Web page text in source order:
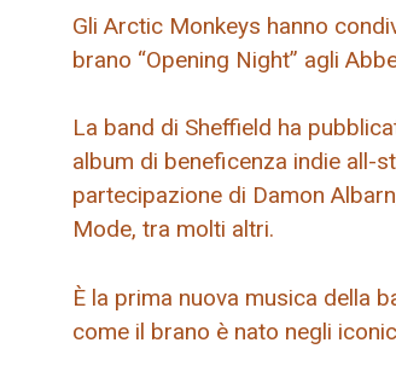
Gli Arctic Monkeys hanno
brano “Opening Night” agli
La band di Sheffield ha
album di beneficenza indie all-
partecipazione di Damon
Mode, tra molti altri.
È la prima nuova musica della
come il brano è nato negli